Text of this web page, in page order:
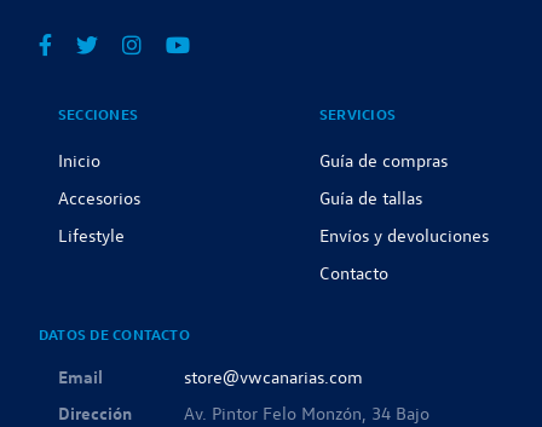
SECCIONES
Inicio
Accesorios
Lifestyle
SERVICIOS
Guía de compras
Guía de tallas
Envíos y devoluciones
Contacto
DATOS DE CONTACTO
Email
store@vwcanarias.com
Dirección
Av. Pintor Felo Monzón, 34 Bajo